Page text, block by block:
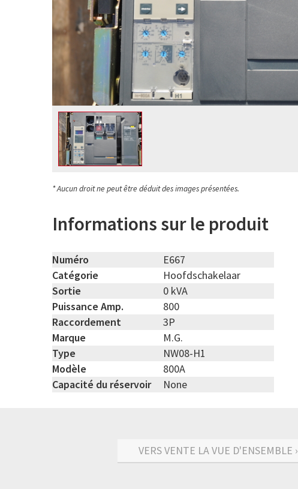
* Aucun droit ne peut être déduit des images présentées.
Informations sur le produit
Numéro
E667
Catégorie
Hoofdschakelaar
Sortie
0 kVA
Puissance Amp.
800
Raccordement
3P
Marque
M.G.
Type
NW08-H1
Modèle
800A
Capacité du réservoir
None
VERS VENTE LA VUE D'ENSEMBLE ›